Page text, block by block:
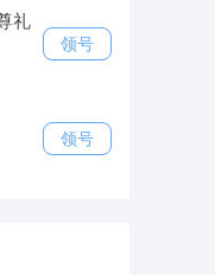
礼
领号
领号